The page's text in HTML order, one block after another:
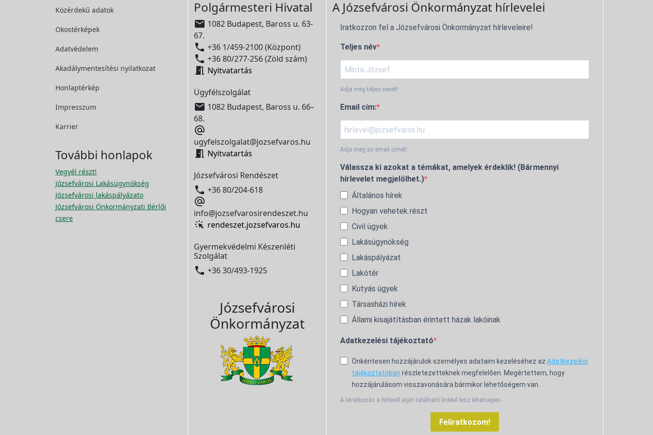
Közérdekű adatok
Okostérképek
Adatvédelem
Akadálymentesítési nyilatkozat
Honlaptérkép
Impresszum
Karrier
További honlapok
Vegyél részt!
Józsefvárosi Lakásügynökség
Józsefvárosi lakáspályázato
Józsefvárosi Önkormányzati Bérlői
csere
Polgármesteri Hivatal
 1082 Budapest, Baross u. 63-
67.
 +36 1/459-2100 (Központ)
 +36 80/277-256 (Zöld szám)
 Nyitvatartás
Ügyfélszolgálat
 1082 Budapest, Baross u. 66–
68.

ugyfelszolgalat@jozsefvaros.hu
 Nyitvatartás
Józsefvárosi Rendészet
 +36 80/204-618

info@jozsefvarosirendeszet.hu
rendeszet.jozsefvaros.hu
Gyermekvédelmi Készenléti
Szolgálat
 +36 30/493-1925
Józsefvárosi
Önkormányzat
A Józsefvárosi Önkormányzat hírlevelei
Iratkozzon fel a Józsefvárosi Önkormányzat hírleveleire!
Teljes név
Adja meg teljes nevét!
Email cím:
Adja meg az email címét!
Válassza ki azokat a témákat, amelyek érdeklik! (Bármennyi
hírlevelet megjelölhet.)
Általános hírek
Hogyan vehetek részt
Civil ügyek
Lakásügynökség
Lakáspályázat
Lakótér
Kutyás ügyek
Társasházi hírek
Állami kisajátításban érintett házak lakóinak
Adatkezelési tájékoztató
Önkéntesen hozzájárulok személyes adataim kezeléséhez az Adatkezelési
tájékoztatóban részletezetteknek megfelelően. Megértettem, hogy
hozzájárulásom visszavonására bármikor lehetőségem van.
A leiratkozás a hírlevél alján található linkkel lesz lehetséges.
Feliratkozom!